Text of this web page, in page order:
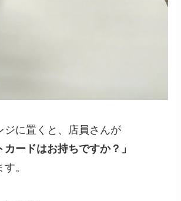
ジに置くと、店員さんが
カードはお持ちですか？」
。